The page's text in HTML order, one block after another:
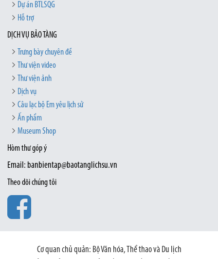
Dự án BTLSQG
Hỗ trợ
DỊCH VỤ BẢO TÀNG
Trưng bày chuyên đề
Thư viện video
Thư viện ảnh
Dịch vụ
Câu lạc bộ Em yêu lịch sử
Ấn phẩm
Museum Shop
Hòm thư góp ý
Email: banbientap@baotanglichsu.vn
Theo dõi chúng tôi
Cơ quan chủ quản: Bộ Văn hóa, Thể thao và Du lịch